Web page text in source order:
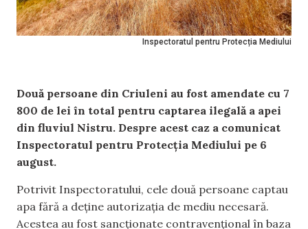
Inspectoratul pentru Protecția Mediului
Două persoane din Criuleni au fost amendate cu 7
800 de lei în total pentru captarea ilegală a apei
din fluviul Nistru. Despre acest caz a comunicat
Inspectoratul pentru Protecția Mediului pe 6
august.
Potrivit Inspectoratului, cele două persoane captau
apa fără a deține autorizația de mediu necesară.
Acestea au fost sancționate contravențional în baza